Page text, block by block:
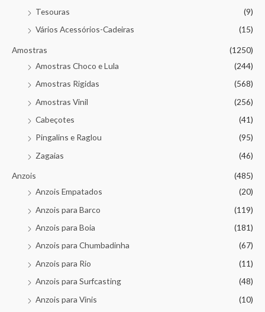
Tesouras
(9)
Vários Acessórios-Cadeiras
(15)
Amostras
(1250)
Amostras Choco e Lula
(244)
Amostras Rigidas
(568)
Amostras Vinil
(256)
Cabeçotes
(41)
Pingalins e Raglou
(95)
Zagaias
(46)
Anzois
(485)
Anzois Empatados
(20)
Anzois para Barco
(119)
Anzois para Boia
(181)
Anzois para Chumbadinha
(67)
Anzois para Rio
(11)
Anzois para Surfcasting
(48)
Anzois para Vinis
(10)